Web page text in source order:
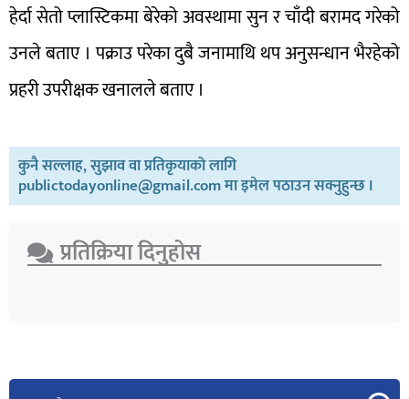
हेर्दा सेतो प्लास्टिकमा बेरेको अवस्थामा सुन र चाँदी बरामद गरेको
उनले बताए । पक्राउ परेका दुबै जनामाथि थप अनुसन्धान भैरहेको
प्रहरी उपरीक्षक खनालले बताए ।
कुनै सल्लाह, सुझाव वा प्रतिकृयाको लागि
publictodayonline@gmail.com मा इमेल पठाउन सक्नुहुन्छ ।
प्रतिक्रिया दिनुहोस​